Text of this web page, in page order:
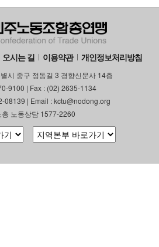
오시는 길 이용약관 개인정보처리방침
시 중구 정동길 3 경향신문사 14층
9100 | Fax : (02) 2635-1134
08139 | Email : kctu@nodong.org
총 노동상담 1577-2260